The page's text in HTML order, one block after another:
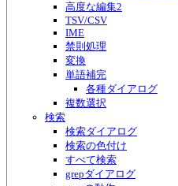
高度な編集2
TSV/CSV
IME
禁則処理
変換
単語補完
各種ダイアログ
複数選択
検索
検索ダイアログ
検索の色付け
すべて検索
grepダイアログ